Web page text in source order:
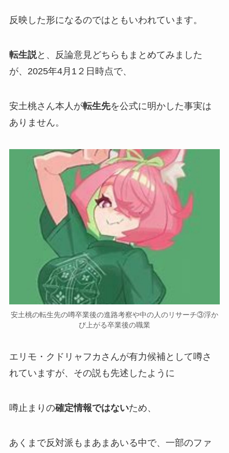
反映した形になるのではともいわれています。
転生説と、 反論意見 どちらもまとめてみました
が、 2025年4月1２ 日時点で、
安土桃さん本人が転生先を公式に明かした事実は
ありません。
安土桃の転生先の噂卒業後の進路考察や中の人のリサーチ③浮か
び上がる卒業後の職業
エリモ・クドリャフカさんが有力候補 として噂さ
れていますが、その説も先述したように
噂止まりの確定情報ではないため、
あくまで反対派もまあまあいる中で、一部のファ